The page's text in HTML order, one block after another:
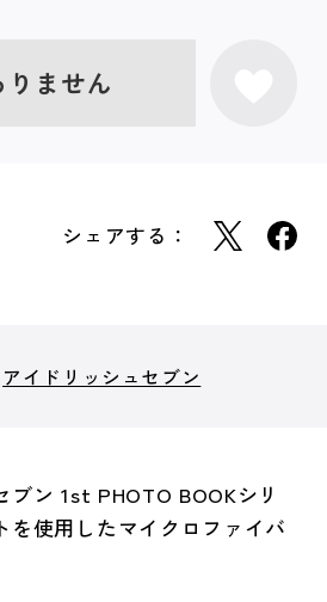
ません
シェアする：
アイドリッシュセブン
ブン 1st PHOTO BOOKシリ
を使用したマイクロファイバ